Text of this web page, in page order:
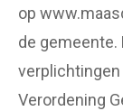
op
de
verplichtingen
Verordening